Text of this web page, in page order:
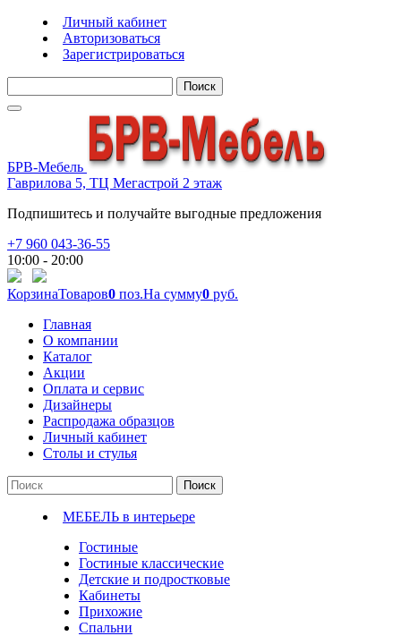
Личный кабинет
Авторизоваться
Зарегистрироваться
Поиск
БРВ-Мебель
Гаврилова 5, ТЦ Мегастрой 2 этаж
Подпишитесь и получайте выгодные предложения
+7 960 043-36-55
10:00 - 20:00
КорзинаТоваров0 поз.На сумму0 руб.
Главная
О компании
Каталог
Акции
Оплата и сервис
Дизайнеры
Распродажа образцов
Личный кабинет
Столы и стулья
Поиск
МЕБЕЛЬ в интерьере
Гостиные
Гостиные классические
Детские и подростковые
Кабинеты
Прихожие
Спальни